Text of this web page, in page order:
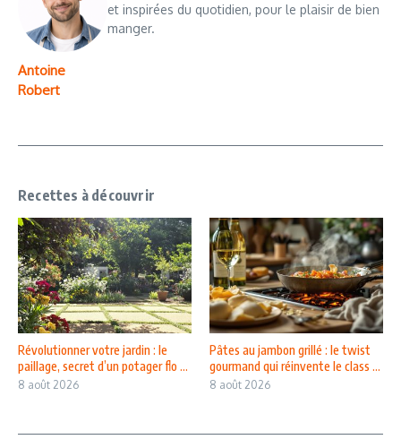
Antoine
Robert
et inspirées du quotidien, pour le plaisir de bien
manger.
Recettes à découvrir
Révolutionner votre jardin : le
paillage, secret d’un potager flo ...
8 août 2026
Pâtes au jambon grillé : le twist
gourmand qui réinvente le class ...
8 août 2026